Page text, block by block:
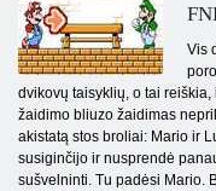
Vis
dvikovų taisyklių, o tai
žaidimo bliuzo žaidimas
akistatą stos broliai: Mario ir
susiginčijo ir nusprendė
sušvelninti. Tu padėsi Mario.